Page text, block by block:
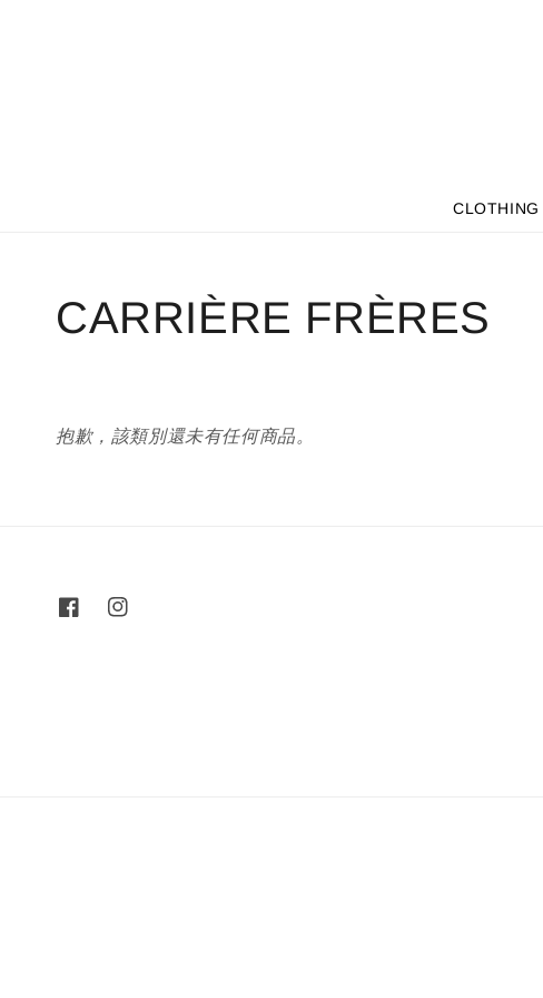
CLOTHING
CARRIÈRE FRÈRES
抱歉，該類別還未有任何商品。